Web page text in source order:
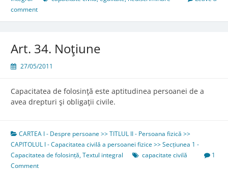
civile
comment
Art. 34. Noţiune
27/05/2011
Capacitatea de folosinţă este aptitudinea persoanei de a
avea drepturi şi obligaţii civile.
CARTEA I - Despre persoane >> TITLUL II - Persoana fizică >>
CAPITOLUL I - Capacitatea civilă a persoanei fizice >> Secțiunea 1 -
Capacitatea de folosință,Textul integral capacitate civilă
1
Comment